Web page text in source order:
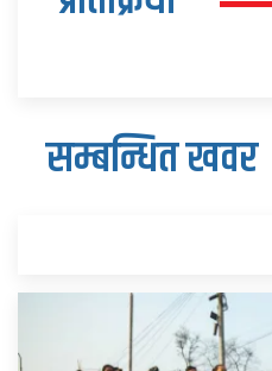
सम्बन्धित खवर